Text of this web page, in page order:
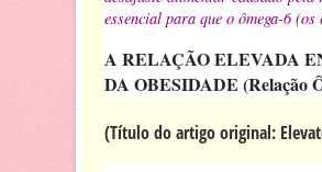
essencial para que o ômega-6
A RELAÇÃO ELEVADA
DA OBESIDADE (Relação
(Título do artigo original: